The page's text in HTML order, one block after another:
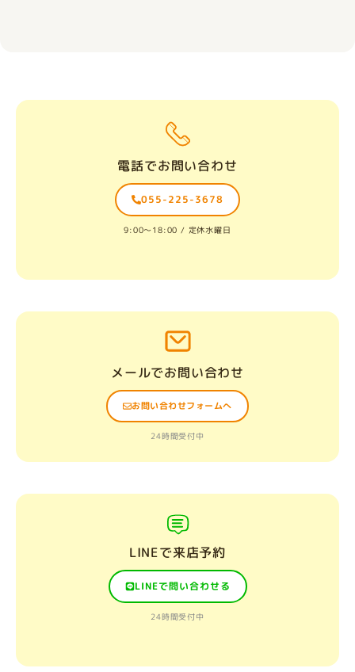
電話でお問い合わせ
055-225-3678
9:00〜18:00 / 定休水曜日
メールでお問い合わせ
お問い合わせフォームへ
24時間受付中
LINEで来店予約
LINEで問い合わせる
24時間受付中